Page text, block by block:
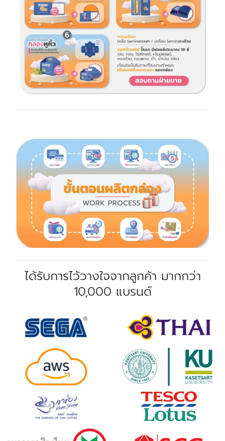
ได้รับการไว้วางใจจากลูกค้า มากกว่า
10,000 แบรนด์